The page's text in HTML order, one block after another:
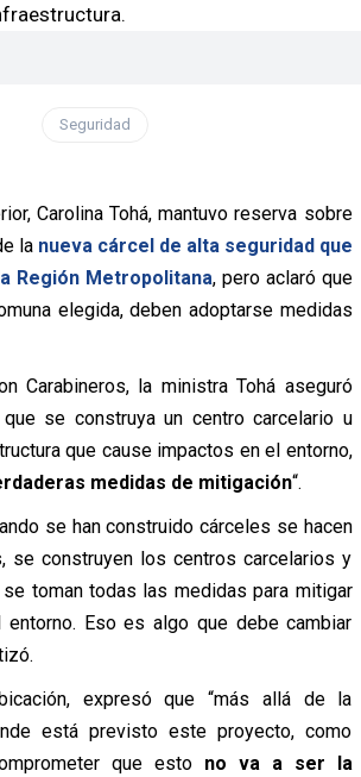
Seguridad
Carolina Tohá, mantuvo reserva sobre
la nueva cárcel de alta seguridad que
Región Metropolitana, pero aclaró que
elegida, deben adoptarse medidas
Carabineros, la ministra Tohá aseguró
que se construya un centro carcelario u
que cause impactos en el entorno,
medidas de mitigación“.
se han construido cárceles se hacen
se construyen los centros carcelarios y
toman todas las medidas para mitigar
Eso es algo que debe cambiar
expresó que “más allá de la
está previsto este proyecto, como
que esto no va a ser la